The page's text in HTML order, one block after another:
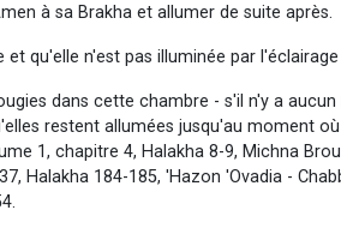
à sa Brakha et allumer de suite après.
qu'elle n'est pas illuminée par l'éclairage
dans cette chambre - s'il n'y a
restent allumées jusqu'au moment
1, chapitre 4, Halakha 8-9, Michna
Halakha 184-185, 'Hazon 'Ovadia -